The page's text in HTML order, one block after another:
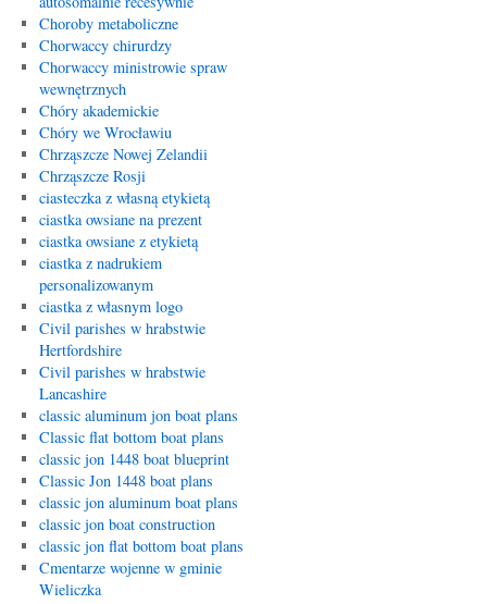
Choroby metaboliczne
Chorwaccy chirurdzy
Chorwaccy ministrowie spraw
wewnętrznych
Chóry akademickie
Chóry we Wrocławiu
Chrząszcze Nowej Zelandii
Chrząszcze Rosji
ciasteczka z własną etykietą
ciastka owsiane na prezent
ciastka owsiane z etykietą
ciastka z nadrukiem
personalizowanym
ciastka z własnym logo
Civil parishes w hrabstwie
Hertfordshire
Civil parishes w hrabstwie
Lancashire
classic aluminum jon boat plans
Classic flat bottom boat plans
classic jon 1448 boat blueprint
Classic Jon 1448 boat plans
classic jon aluminum boat plans
classic jon boat construction
classic jon flat bottom boat plans
Cmentarze wojenne w gminie
Wieliczka